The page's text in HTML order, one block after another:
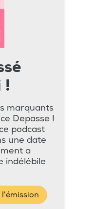
!
marquants
Depasse !
podcast
une date
a
indélébile
l'émission